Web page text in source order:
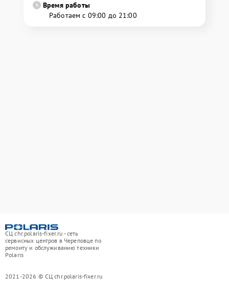
Время работы
Работаем с 09:00 до 21:00
СЦ chr.polaris-fixer.ru - сеть
сервисных центров в Череповце по
ремонту и обслуживанию техники
Polaris
2021-2026 © СЦ chr.polaris-fixer.ru